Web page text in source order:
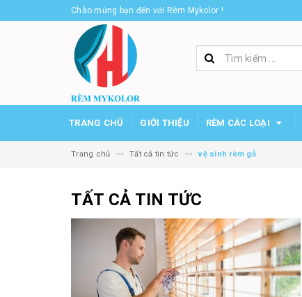
Chào mừng bạn đến với Rèm Mykolor !
TRANG CHỦ GIỚI THIỆU RÈM CÁC LOẠI
Trang chủ Tất cả tin tức vệ sinh rèm gỗ
TẤT CẢ TIN TỨC